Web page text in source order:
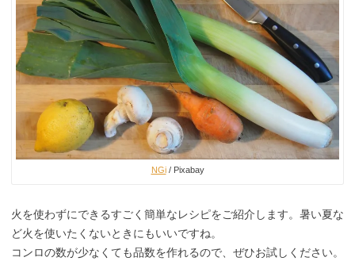
NGi/ Pixabay
火を使わずにできるすごく簡単なレシピをご紹介します。暑い夏な
ど火を使いたくないときにもいいですね。
コンロの数が少なくても品数を作れるので、ぜひお試しください。